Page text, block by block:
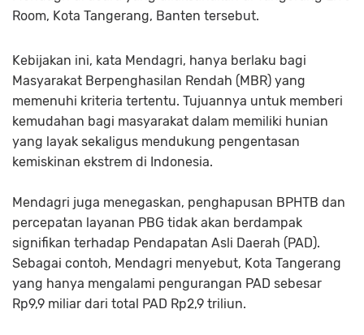
Room, Kota Tangerang, Banten tersebut.
Kebijakan ini, kata Mendagri, hanya berlaku bagi
Masyarakat Berpenghasilan Rendah (MBR) yang
memenuhi kriteria tertentu. Tujuannya untuk memberi
kemudahan bagi masyarakat dalam memiliki hunian
yang layak sekaligus mendukung pengentasan
kemiskinan ekstrem di Indonesia.
Mendagri juga menegaskan, penghapusan BPHTB dan
percepatan layanan PBG tidak akan berdampak
signifikan terhadap Pendapatan Asli Daerah (PAD).
Sebagai contoh, Mendagri menyebut, Kota Tangerang
yang hanya mengalami pengurangan PAD sebesar
Rp9,9 miliar dari total PAD Rp2,9 triliun.